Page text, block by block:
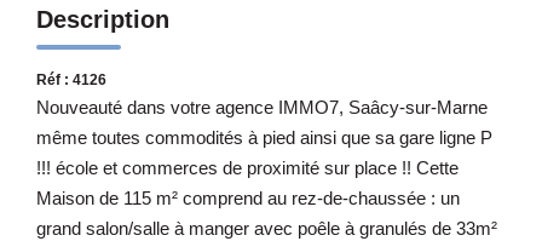
Description
Réf : 4126
Nouveauté dans votre agence IMMO7, Saâcy-sur-Marne
même toutes commodités à pied ainsi que sa gare ligne P
!!! école et commerces de proximité sur place !! Cette
Maison de 115 m² comprend au rez-de-chaussée : un
grand salon/salle à manger avec poêle à granulés de 33m²